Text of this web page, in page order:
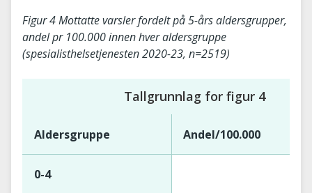
Figur 4 Mottatte varsler fordelt på 5-års aldersgrupper,
andel pr 100.000 innen hver aldersgruppe
(spesialisthelsetjenesten 2020-23, n=2519)
Tallgrunnlag for figur 4
Aldersgruppe Andel/100.000
0-4